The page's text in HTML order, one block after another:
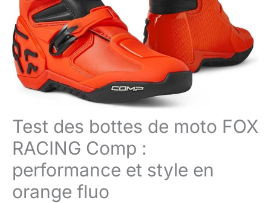
Test des bottes de moto FOX
RACING Comp :
performance et style en
orange fluo